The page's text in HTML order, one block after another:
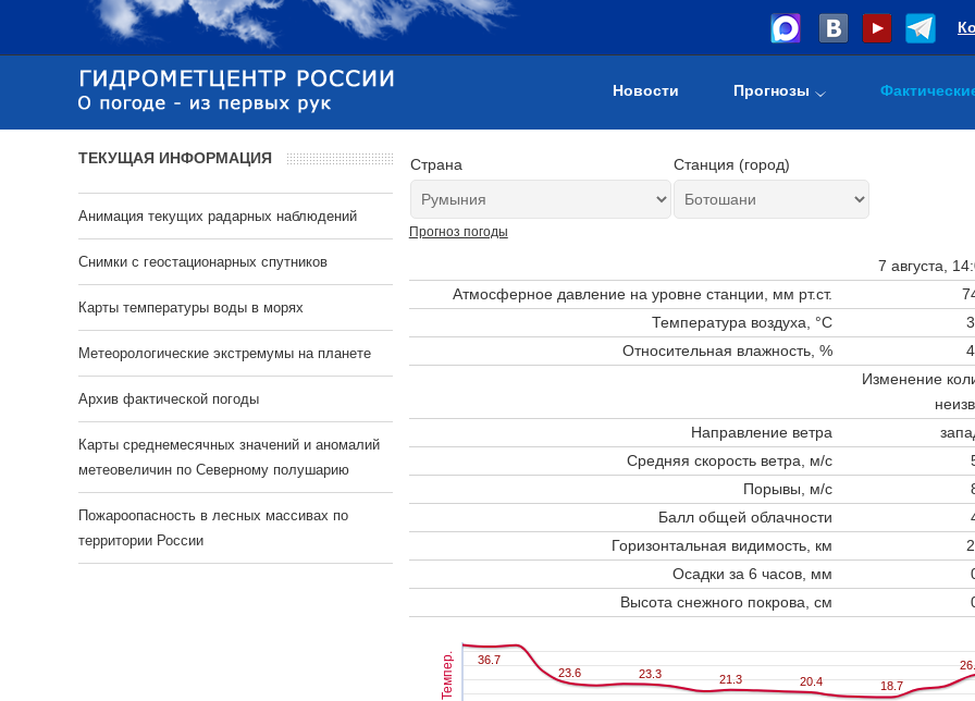
Новости Прогнозы
Страна Станция (город)
Прогноз погоды
7 августа,
Атмосферное давление на уровне станции, мм рт.ст.
Температура воздуха, °C
Относительная влажность, %
Изменение
Направление ветра
Средняя скорость ветра, м/с
Порывы, м/с
Балл общей облачности
Горизонтальная видимость, км
Осадки за 6 часов, мм
Высота снежного покрова, см
Темпер. 36.7
36.7
23.6
23.6 23.3
23.3 21.3
21.3 20.4
20.4 18.7
18.7
ТЕКУЩАЯ ИНФОРМАЦИЯ
Анимация текущих радарных наблюдений
Cнимки с геостационарных спутников
Карты температуры воды в морях
Метеорологические экстремумы на планете
Архив фактической погоды
Карты среднемесячных значений и аномалий
метеовеличин по Северному полушарию
Пожароопасность в лесных массивах по
территории России